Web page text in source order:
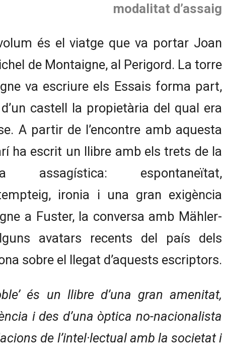
modalitat d’assaig
volum és el viatge que va portar Joan
de Montaigne, al Perigord. La torre
va escriure els Essais forma part,
castell la propietària del qual era
A partir de l’encontre amb aquesta
ha escrit un llibre amb els trets de la
assagística: espontaneïtat,
ironia i una gran exigència
a Fuster, la conversa amb Mähler-
avatars recents del país dels
sobre el llegat d’aquests escriptors.
és un llibre d’una gran amenitat,
i des d’una òptica no-nacionalista
de l’intel·lectual amb la societat i